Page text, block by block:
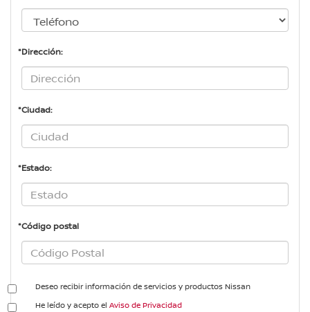
*Dirección:
*Ciudad:
*Estado:
*Código postal
Deseo recibir información de servicios y productos Nissan
He leído y acepto el Aviso de Privacidad